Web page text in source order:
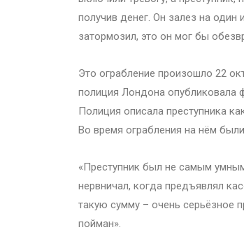
получив денег. Он залез на один
затормозил, это он мог бы
Это ограбление произошло 22
полиция Лондона опубликовала
Полиция описала преступника
Во время ограбления на нём
«Преступник был не самым
нервничал, когда предъявлял
такую сумму – очень серьёзное
пойман».